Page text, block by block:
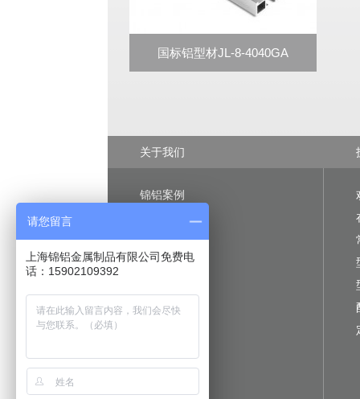
国标铝型材JL-8-4040GA
关于我们
锦铝案例
企业文化
发展历程
新闻中心
请您留言
上海锦铝金属制品有限公司免费电
话：15902109392